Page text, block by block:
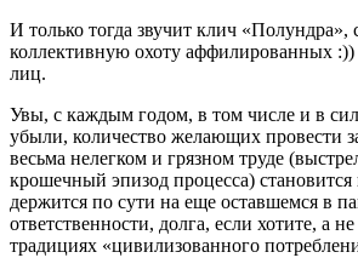
И только тогда звучит клич
коллективную охоту аффилированных :))
лиц.
Увы, с каждым годом, в том числе и в
убыли, количество желающих провести
весьма нелегком и грязном труде
крошечный эпизод процесса)
держится по сути на еще оставшемся в
ответственности, долга, если хотите, а
традициях «цивилизованного